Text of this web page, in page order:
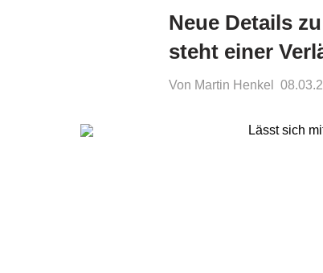
Neue Details
steht einer
Von Martin Henkel